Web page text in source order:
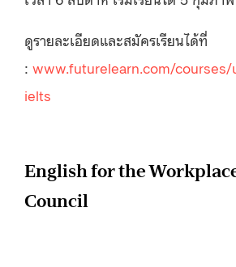
ดูรายละเอียดและสมัครเรียนได้ที่
: www.futurelearn.com/
ielts
English for the
Council